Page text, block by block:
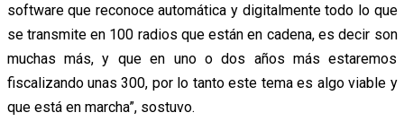
software que reconoce automática y digitalmente todo lo que
se transmite en 100 radios que están en cadena, es decir son
muchas más, y que en uno o dos años más estaremos
fiscalizando unas 300, por lo tanto este tema es algo viable y
que está en marcha”, sostuvo.